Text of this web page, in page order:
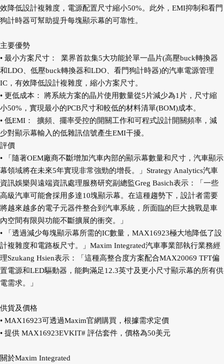
效降低設計複雜度，電源配置尺寸縮小50%。此外，EMI抑制和看門
狗計時器可幫助提升每塊顯示幕的可靠性。
主要優勢
• 最小方案尺寸： 業界首款集5大功能於單一晶片(高壓buck轉換器
和LDO、低壓buck轉換器和LDO、看門狗計時器)的汽車電源管理
IC，有效降低設計複雜度，縮小方案尺寸。
• 更低成本： 將系統方案的晶片使用數量從5片減少為1片，尺寸縮
小50%，實現最小的PCB尺寸和較低的材料清單(BOM)成本。
• 低EMI： 擴頻、擺率受控的開關工作和可程式設計開關頻率，減
少對顯示幕輸入的低雜訊信號產生EMI干擾。
評價
• 「隨著OEM廠商不斷增加汽車內部的顯示幕數量和尺寸，汽車顯示
幕領域將在未來5年實現非常強勁的增長。」Strategy Analytics汽車
資訊娛樂與遠端資訊處理服務研究副總監Greg Basich表示：「一些
高級汽車可能會採用多達10塊顯示幕。在這種趨勢下，設計者需要
將越來越多的電子元器件整合到汽車系統，所面臨的巨大挑戰是車
內空間有限與功能不斷擴展的衝突。」
• 「透過減少每塊顯示幕所需的IC數量，MAX16923極大地降低了設
計複雜度和電路板尺寸。」Maxim Integrated汽車事業部執行業務經
理Szukang Hsien表示：「這種高整合度方案配合MAX20069 TFT偏
置電源和LED驅動器，能夠滿足12.3英寸及更小尺寸顯示幕的所有供
電需求。」
供貨及價格
• MAX16923可透過Maxim官網購買，根據需求定價
• 提供 MAX16923EVKIT# 評估套件，價格為50美元
關於Maxim Integrated